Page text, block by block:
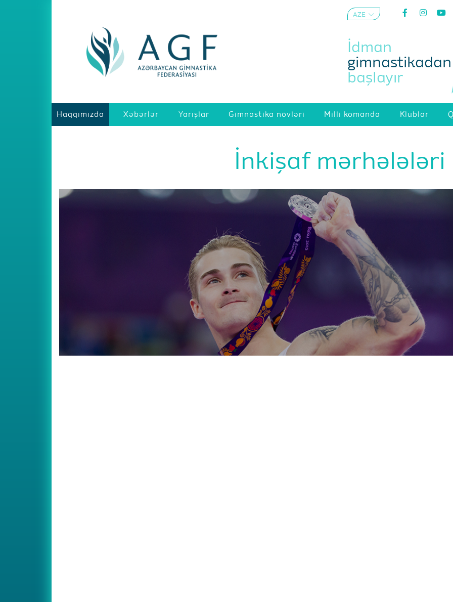
AZE
İdman
gimnastikadan
başlayır
Haqqımızda Xəbərlər Yarışlar Gimnastika növləri Milli komanda Klublar
İnkişaf mərhələləri